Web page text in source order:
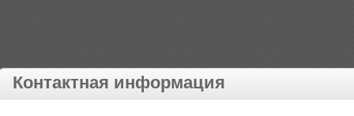
Контактная информация